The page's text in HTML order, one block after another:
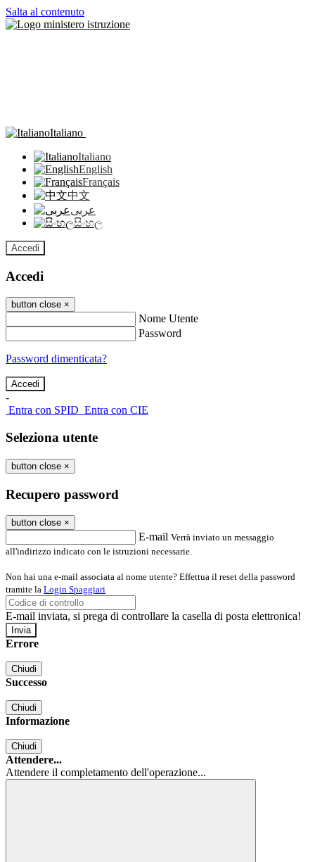
Salta al contenuto
Italiano
Italiano
English
Français
中文
عربى
සිංහල
Accedi
Accedi
button close ×
Nome Utente
Password
Password dimenticata?
-
Entra con SPID Entra con CIE
Seleziona utente
button close ×
Recupero password
button close ×
E-mail Verrà inviato un messaggio
all'indirizzo indicato con le istruzioni necessarie.
Non hai una e-mail associata al nome utente? Effettua il reset della password
tramite la Login Spaggiari
E-mail inviata, si prega di controllare la casella di posta elettronica!
Errore
Chiudi
Successo
Chiudi
Informazione
Chiudi
Attendere...
Attendere il completamento dell'operazione...